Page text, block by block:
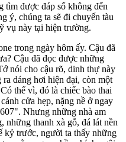
tìm được đáp số không đến
ý, chúng ta sẽ đi chuyến tàu
vụ này tại hiện trường.
trong ngày hôm ấy. Cậu đã
Cậu đã đọc được những
nói cho cậu rõ, dinh thự này
dáng hơi hiện đại, còn một
thể vì, đó là chiếc bào thai
cửa hẹp, nặng nề ở ngay
Nhưng những nhà am
những thanh xà gỗ, đá lát nền
kỷ trước, người ta thấy những